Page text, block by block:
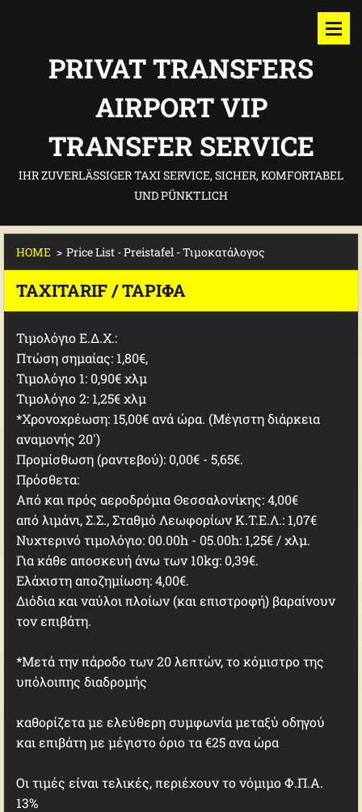
PRIVAT TRANSFERS
AIRPORT VIP
TRANSFER SERVICE
IHR ZUVERLÄSSIGER TAXI SERVICE, SICHER, KOMFORTABEL
UND PÜNKTLICH
HOME > Price List - Preistafel - Τιμοκατάλογος
TAXITARIF / ΤΑΡΊΦΑ
Τιμολόγιο Ε.Δ.Χ.:
Πτώση σημαίας: 1,80€,
Τιμολόγιο 1: 0,90€ χλμ
Τιμολόγιο 2: 1,25€ χλμ
*Χρονοχρέωση: 15,00€ ανά ώρα. (Μέγιστη διάρκεια
αναμονής 20')
Προμίσθωση (ραντεβού): 0,00€ - 5,65€.
Πρόσθετα:
Από και πρός αεροδρόμια Θεσσαλονίκης: 4,00€
από λιμάνι, Σ.Σ., Σταθμό Λεωφορίων Κ.Τ.Ε.Λ.: 1,07€
Νυχτερινό τιμολόγιο: 00.00h - 05.00h: 1,25€ / χλμ.
Για κάθε αποσκευή άνω των 10kg: 0,39€.
Ελάχιστη αποζημίωση: 4,00€.
Διόδια και ναύλοι πλοίων (και επιστροφή) βαραίνουν
τον επιβάτη.
*Μετά την πάροδο των 20 λεπτών, το κόμιστρο της
υπόλοιπης διαδρομής
καθορίζετα με ελεύθερη συμφωνία μεταξύ οδηγού
και επιβάτη με μέγιστο όριο τα €25 ανα ώρα
Οι τιμές είναι τελικές, περιέχουν το νόμιμο Φ.Π.Α.
13%